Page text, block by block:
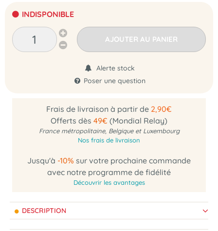
INDISPONIBLE
AJOUTER AU PANIER
Alerte stock
Poser une question
Frais de livraison à partir de 2,90€
Offerts dès 49€ (Mondial Relay)
France métropolitaine, Belgique et Luxembourg
Nos frais de livraison
Jusqu'à -10% sur votre prochaine commande
avec notre programme de fidélité
Découvrir les avantages
DESCRIPTION